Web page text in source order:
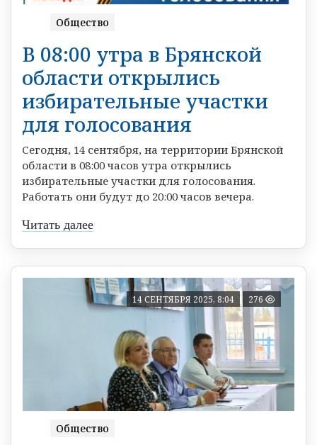
Общество
В 08:00 утра в Брянской
области открылись
избирательные участки
для голосования
Сегодня, 14 сентября, на территории Брянской
области в 08:00 часов утра открылись
избирательные участки для голосования.
Работать они будут до 20:00 часов вечера.
Читать далее
14 СЕНТЯБРЯ 2025, 8:04 276
Общество